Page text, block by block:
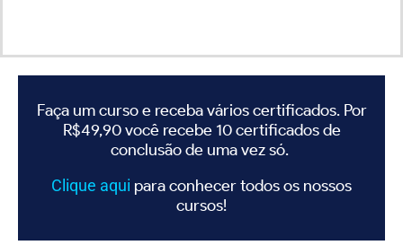
Faça um curso e receba vários certificados. Por
R$49,90 você recebe 10 certificados de
conclusão de uma vez só.
Clique aqui para conhecer todos os nossos
cursos!